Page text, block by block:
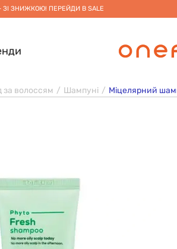
ЗНИЖКОЮ! ПЕРЕЙДИ В SALE
за волоссям Шампуні Міцелярний